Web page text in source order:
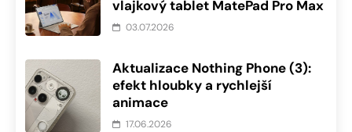
vlajkový tablet MatePad Pro Max
03.07.2026
Aktualizace Nothing Phone (3):
efekt hloubky a rychlejší
animace
17.06.2026